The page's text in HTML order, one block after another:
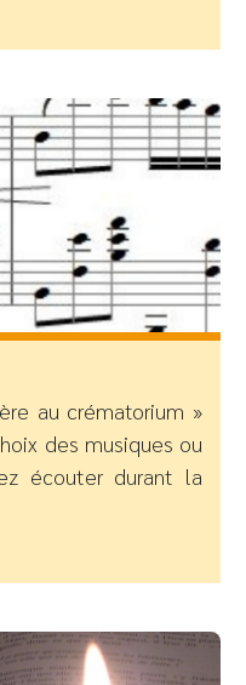
au crématorium »
des musiques ou
écouter durant la